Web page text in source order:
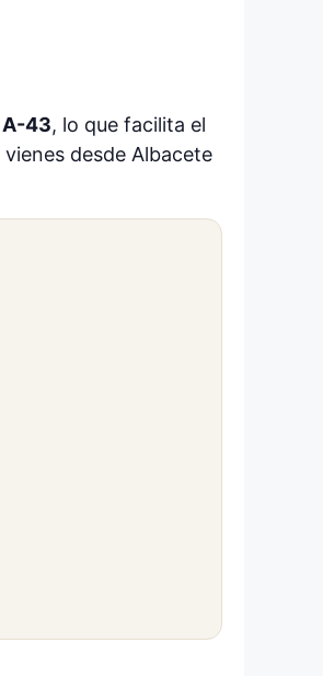
A-43, lo que facilita el
desde Albacete